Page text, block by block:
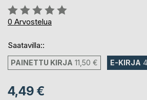
Arvostelu::
0%
0 Arvostelua
Saatavilla::
PAINETTU KIRJA 11,50 € E-KIRJA
4,49 €